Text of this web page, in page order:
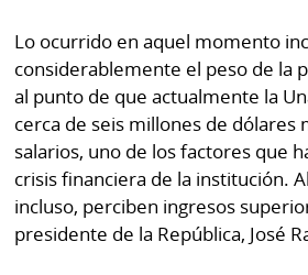
Lo ocurrido en aquel momento
considerablemente el peso de la
al punto de que actualmente la
cerca de seis millones de dólares
salarios, uno de los factores que
crisis financiera de la institución.
incluso, perciben ingresos
presidente de la República, José